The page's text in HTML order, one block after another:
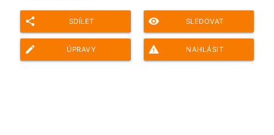
share SDÍLET remove_red_eye SLEDOVAT
edit ÚPRAVY report_problem NAHLÁSIT